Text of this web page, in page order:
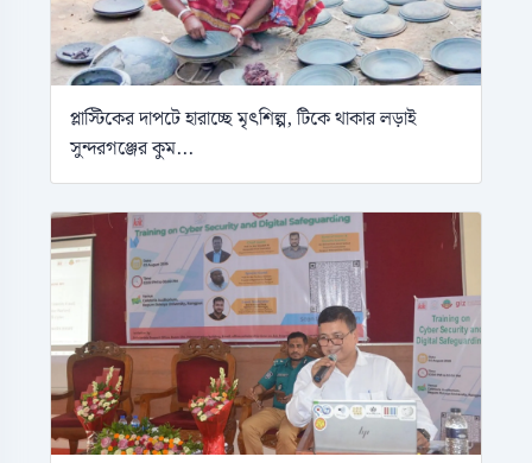
প্লাস্টিকের দাপটে হারাচ্ছে মৃৎশিল্প, টিকে থাকার লড়াই
সুন্দরগঞ্জের কুম...